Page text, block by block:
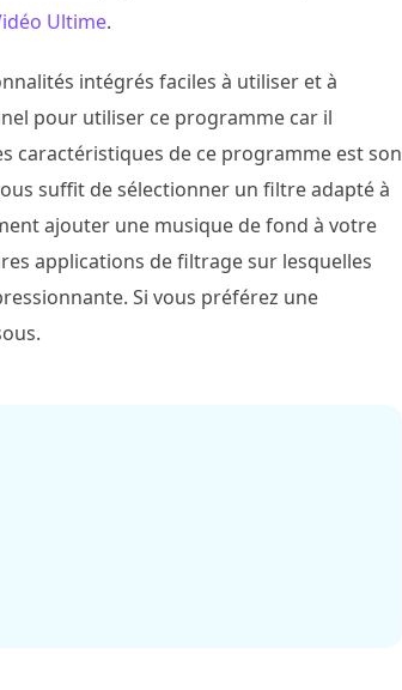
Ultime.
intégrés faciles à utiliser et à
pour utiliser ce programme car il
caractéristiques de ce programme est son
suffit de sélectionner un filtre adapté à
ajouter une musique de fond à votre
applications de filtrage sur lesquelles
Si vous préférez une